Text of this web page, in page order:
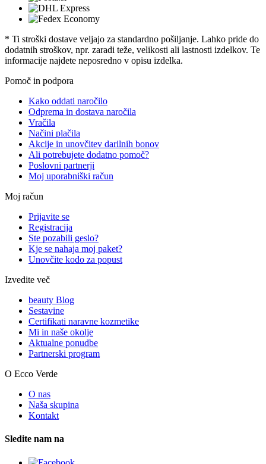
* Ti stroški dostave veljajo za standardno pošiljanje. Lahko pride do
dodatnih stroškov, npr. zaradi teže, velikosti ali lastnosti izdelkov. Te
informacije najdete neposredno v opisu izdelka.
Pomoč in podpora
Kako oddati naročilo
Odprema in dostava naročila
Vračila
Načini plačila
Akcije in unovčitev darilnih bonov
Ali potrebujete dodatno pomoč?
Poslovni partnerji
Moj uporabniški račun
Moj račun
Prijavite se
Registracija
Ste pozabili geslo?
Kje se nahaja moj paket?
Unovčite kodo za popust
Izvedite več
beauty Blog
Sestavine
Certifikati naravne kozmetike
Mi in naše okolje
Aktualne ponudbe
Partnerski program
O Ecco Verde
O nas
Naša skupina
Kontakt
Sledite nam na